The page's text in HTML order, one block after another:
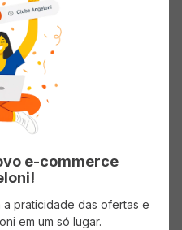
Suco TIAL 100% Suco Maçã Sem
Adição de Açúcares 1l
( R$ 13,99/l )
R$ 13
e-commerce
praticidade das ofertas e
em um só lugar.